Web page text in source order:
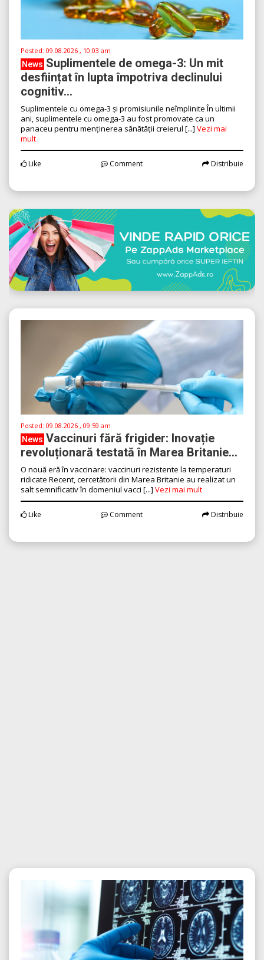
Posted: 09.08.2026 , 10:03 am
News Suplimentele de omega-3: Un mit
desființat în lupta împotriva declinului
cognitiv...
Suplimentele cu omega-3 și promisiunile neîmplinite În ultimii
ani, suplimentele cu omega-3 au fost promovate ca un
panaceu pentru menținerea sănătății creierul [...] Vezi mai
mult
Like Comment Distribuie
Posted: 09.08.2026 , 09:59 am
News Vaccinuri fără frigider: Inovație
revoluționară testată în Marea Britanie...
O nouă eră în vaccinare: vaccinuri rezistente la temperaturi
ridicate Recent, cercetătorii din Marea Britanie au realizat un
salt semnificativ în domeniul vacci [...] Vezi mai mult
Like Comment Distribuie